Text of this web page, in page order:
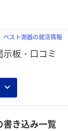
ベスト測器の就活情報
板・口コミ
き込み一覧